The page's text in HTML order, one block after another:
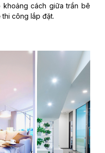
cách giữa trần bê
công lắp đặt.